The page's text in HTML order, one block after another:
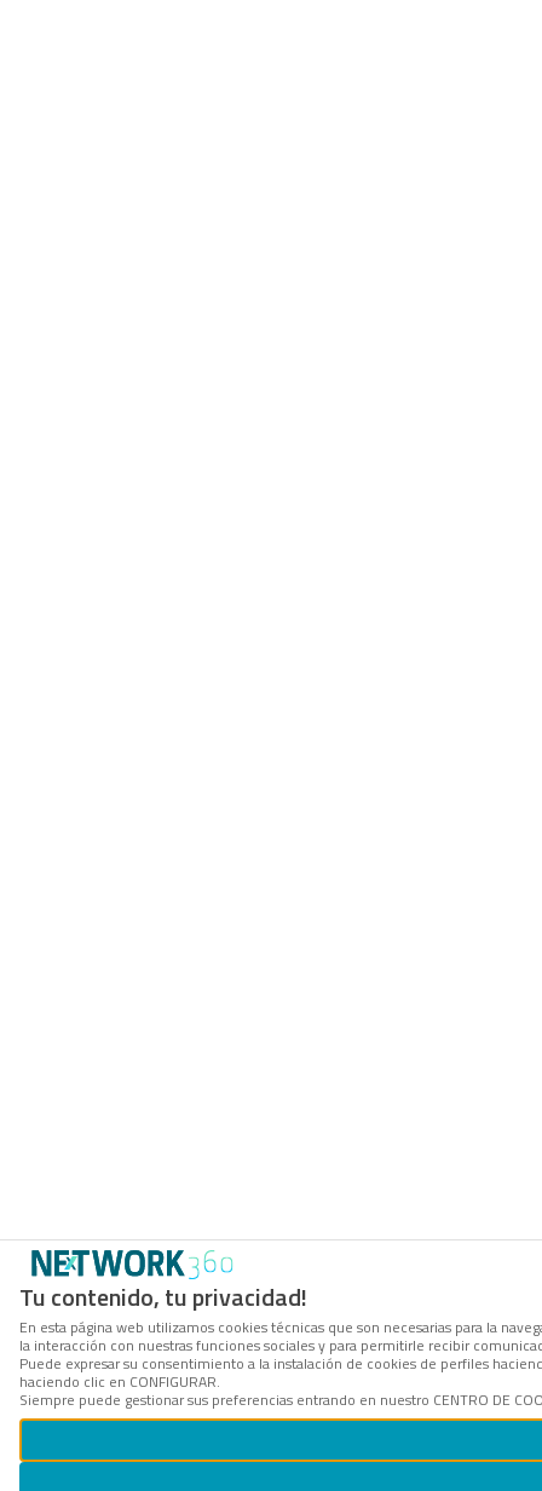
Tu contenido, tu privacidad!
En esta página web utilizamos cookies técnicas que son necesarias para la
la interacción con nuestras funciones sociales y para permitirle recibir
Puede expresar su consentimiento a la instalación de cookies de perfiles
haciendo clic en CONFIGURAR.
Siempre puede gestionar sus preferencias entrando en nuestro CENTRO DE